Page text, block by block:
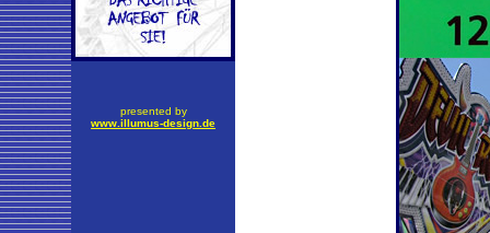
presented by
www.illumus-design.de